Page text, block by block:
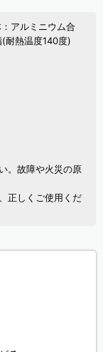
アルミニウム合
熱温度140度)
。故障や火災の原
正しくご使用くだ